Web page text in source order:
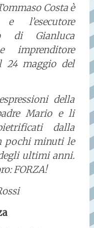
Costa è
l’esecutore
di Gianluca
imprenditore
24 maggio del
della
Mario e li
dalla
pochi minuti le
ultimi anni.
FORZA!